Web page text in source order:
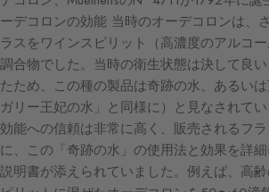
ーデコロンの効能 当時のオーデコロンは、
ラスをワインスピリット（高濃度のアルコ
調合物でした。当時の衛生状態は決して良
たため、この種の製品は奇跡の水、あるい
ガリー王妃の水」と同様に）と見なされて
効能への信頼は非常に高く、販売されるフ
に、この「奇跡の水」の使用法と効果を詳
説明書が添えられていました。例えば、高